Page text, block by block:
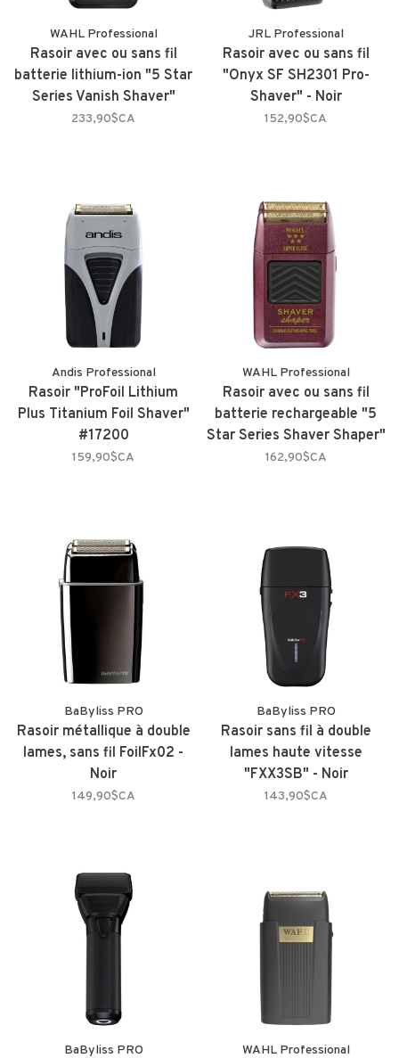
WAHL Professional
Rasoir avec ou sans fil
batterie lithium-ion "5 Star
Series Vanish Shaver"
233,90$CA
JRL Professional
Rasoir avec ou sans fil
"Onyx SF SH2301 Pro-
Shaver" - Noir
152,90$CA
Andis Professional
Rasoir "ProFoil Lithium
Plus Titanium Foil Shaver"
#17200
159,90$CA
WAHL Professional
Rasoir avec ou sans fil
batterie rechargeable "5
Star Series Shaver Shaper"
162,90$CA
BaByliss PRO
Rasoir métallique à double
lames, sans fil FoilFx02 -
Noir
149,90$CA
BaByliss PRO
Rasoir sans fil à double
lames haute vitesse
"FXX3SB" - Noir
143,90$CA
BaByliss PRO WAHL Professional